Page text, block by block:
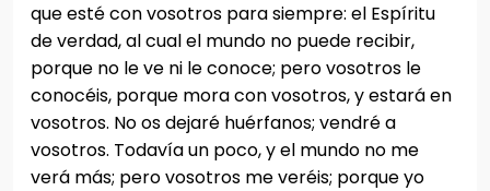
que esté con vosotros para siempre: el Espíritu
de verdad, al cual el mundo no puede recibir,
porque no le ve ni le conoce; pero vosotros le
conocéis, porque mora con vosotros, y estará en
vosotros. No os dejaré huérfanos; vendré a
vosotros. Todavía un poco, y el mundo no me
verá más; pero vosotros me veréis; porque yo